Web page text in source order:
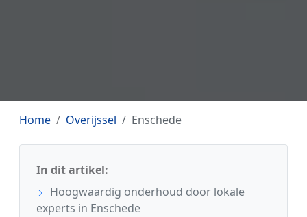
Home Overijssel Enschede
In dit artikel:
Hoogwaardig onderhoud door lokale
experts in Enschede